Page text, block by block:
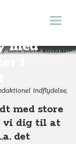
Åbn
med
indflydelse,
med store
vi dig til at
det